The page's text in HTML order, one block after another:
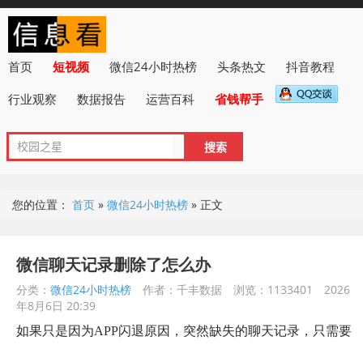
首页 短视频 微信24小时热榜 头条热文
抖音教程
行业观察
数据报告 运营百科 省钱帮手
您的位置： 首页 » 微信24小时热榜 » 正文
微信聊天记录删除了怎么办
分类： 微信24小时热榜 作者：千丰数据 浏览：1133401
2026
年8月6日 20:39
如果只是因为APP闪退原因，突然缺失的聊天记录，只需要